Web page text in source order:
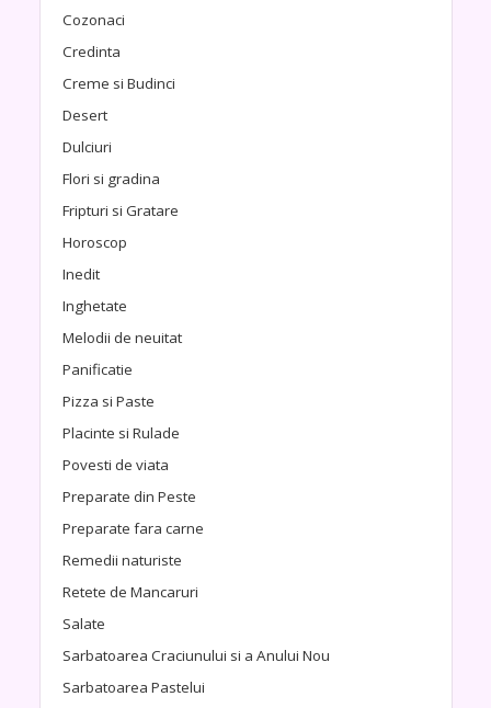
Cozonaci
Credinta
Creme si Budinci
Desert
Dulciuri
Flori si gradina
Fripturi si Gratare
Horoscop
Inedit
Inghetate
Melodii de neuitat
Panificatie
Pizza si Paste
Placinte si Rulade
Povesti de viata
Preparate din Peste
Preparate fara carne
Remedii naturiste
Retete de Mancaruri
Salate
Sarbatoarea Craciunului si a Anului Nou
Sarbatoarea Pastelui